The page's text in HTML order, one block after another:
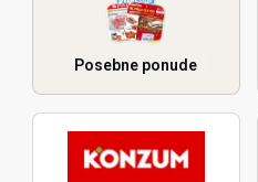
Posebne ponude